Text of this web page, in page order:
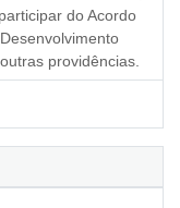
do Acordo
providências.